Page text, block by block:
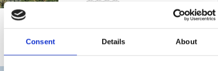
Consent Details About
DOBRO DOŠLI NA
RIVIJERU
CRIKVENICA!